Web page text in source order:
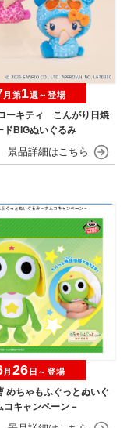
ーキティ こんがり日焼
ドBIGぬいぐるみ
月第1週～登場
めちゃもふぐっとぬいぐ
コキャンペーン－
月 26 日～登場